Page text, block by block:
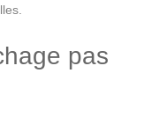
pas